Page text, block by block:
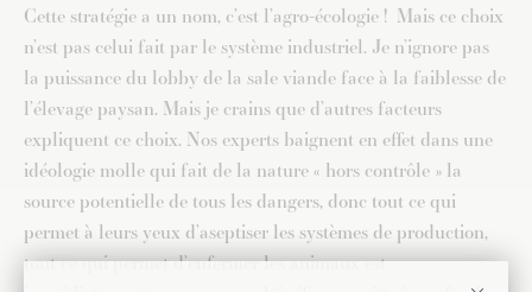
Cette stratégie a un nom, c’est l’agro-écologie ! Mais ce choix
n’est pas celui fait par le système industriel. Je n’ignore pas
la puissance du lobby de la sale viande face à la faiblesse de
l’élevage paysan. Mais je crains que d’autres facteurs
expliquent ce choix. Nos experts baignent en effet dans une
idéologie molle qui fait de la nature « hors contrôle » la
source potentielle de tous les dangers, donc tout ce qui
permet à leurs yeux d’aseptiser les systèmes de production,
tout ce qui permet d’enfermer les animaux est